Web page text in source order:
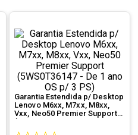
Garantia Estendida p/ Desktop
Lenovo M6xx, M7xx, M8xx,
Vxx, Neo50 Premier Support
(5WS0T36147 - De 1 ano OS p/
3 PS)
ssd
openbox
mouse
jonsbo
fractal
controle